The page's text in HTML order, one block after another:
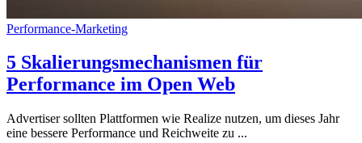
Performance-Marketing
5 Skalierungsmechanismen für
Performance im Open Web
Advertiser sollten Plattformen wie Realize nutzen, um dieses Jahr
eine bessere Performance und Reichweite zu ...